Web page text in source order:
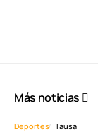
Más noticias
Deportes Tausa